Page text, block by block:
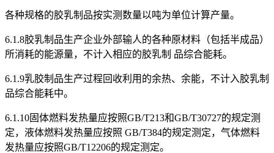
各种规格的胶乳制品按实测数量以吨为单位计算产量。
6.1.8胶乳制品生产企业外部输人的各种原材料（包括半成品）
所消耗的能源量，不计入相应的胶乳制 品综合能耗。
6.1.9乳胶制品生产过程回收利用的余热、余能，不计入胶乳制
品综合能耗中。
6.1.10固体燃料发热量应按照GB/T213和GB/T30727的规定测
定，液体燃料发热量应按照 GB/T384的规定测定，气体燃料
发热量应按照GB/T12206的规定测定。